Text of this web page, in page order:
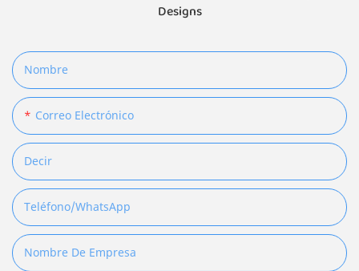
Designs
Nombre
Correo Electrónico
Decir
Teléfono/WhatsApp
Nombre De Empresa